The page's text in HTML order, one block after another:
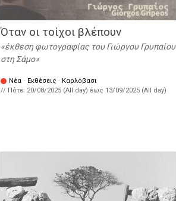
Όταν οι τοίχοι βλέπουν
έκθεση φωτογραφίας του Γιώργου Γρυπαίου
στη Σάμο
Νέα · Εκθέσεις · Καρλόβασι
// Πότε: 20/08/2025 (All day) έως 13/09/2025 (All day)